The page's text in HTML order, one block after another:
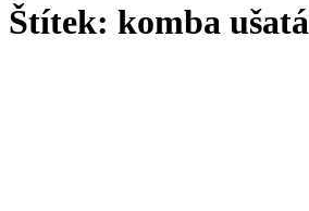
Štítek: komba ušatá